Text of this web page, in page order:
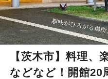
【茨木市】料理、
などなど！開館20